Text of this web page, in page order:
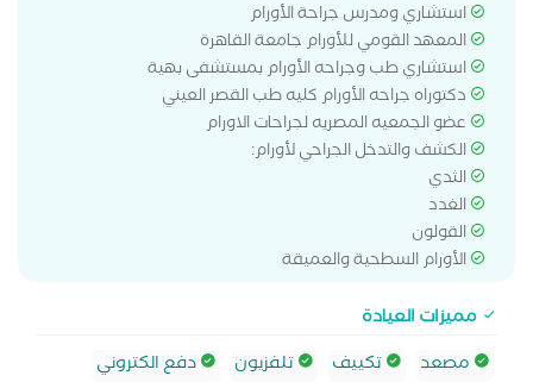
استشاري ومدرس جراحة الأورام
المعهد القومي للأورام جامعة القاهرة
استشاري طب وجراحه الأورام بمستشفى بهية
دكتوراه جراحه الأورام كليه طب القصر العيني
عضو الجمعيه المصريه لجراحات الاورام
الكشف والتدخل الجراحي لأورام:
الثدي
الغدد
القولون
الأورام السطحية والعميقة
مميزات العيادة
مصعد
تكييف تلفزيون دفع الكتروني